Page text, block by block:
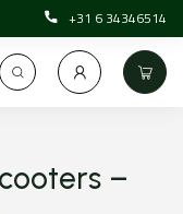
+31 6 34346514
–